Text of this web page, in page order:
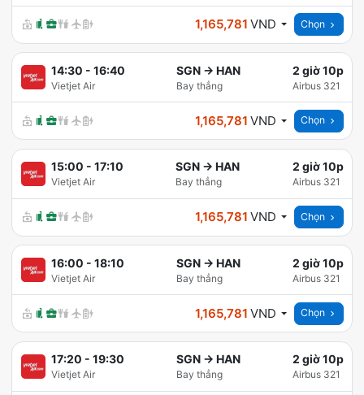
1,165,781 VND Chọn
14:30 - 16:40
Vietjet Air
SGN → HAN
Bay thẳng
2 giờ 10p
Airbus 321
1,165,781 VND Chọn
15:00 - 17:10
Vietjet Air
SGN → HAN
Bay thẳng
2 giờ 10p
Airbus 321
1,165,781 VND Chọn
16:00 - 18:10
Vietjet Air
SGN → HAN
Bay thẳng
2 giờ 10p
Airbus 321
1,165,781 VND Chọn
17:20 - 19:30
Vietjet Air
SGN → HAN
Bay thẳng
2 giờ 10p
Airbus 321